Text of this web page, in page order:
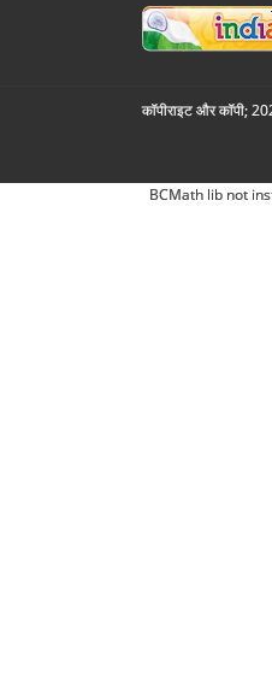
कॉपीराइट और कॉपी;
BCMath lib not